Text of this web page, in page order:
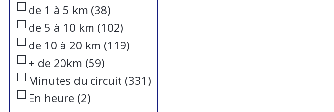
de 1 à 5 km (38)
de 5 à 10 km (102)
de 10 à 20 km (119)
+ de 20km (59)
Minutes du circuit (331)
En heure (2)